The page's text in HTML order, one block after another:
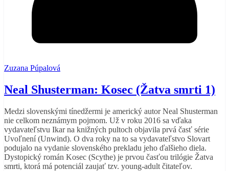
Zuzana Púpalová
Neal Shusterman: Kosec (Žatva smrti 1)
Medzi slovenskými tínedžermi je americký autor Neal Shusterman
nie celkom neznámym pojmom. Už v roku 2016 sa vďaka
vydavateľstvu Ikar na knižných pultoch objavila prvá časť série
Uvoľnení (Unwind). O dva roky na to sa vydavateľstvo Slovart
podujalo na vydanie slovenského prekladu jeho ďalšieho diela.
Dystopický román Kosec (Scythe) je prvou časťou trilógie Žatva
smrti, ktorá má potenciál zaujať tzv. young-adult čitateľov.